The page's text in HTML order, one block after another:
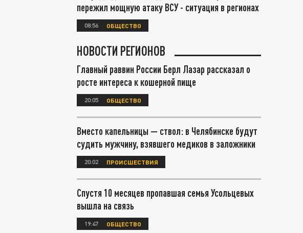
пережил мощную атаку ВСУ - ситуация в регионах
08:56 ОБЩЕСТВО
НОВОСТИ РЕГИОНОВ
Главный раввин России Берл Лазар рассказал о
росте интереса к кошерной пище
20:05 ОБЩЕСТВО
Вместо капельницы — ствол: в Челябинске будут
судить мужчину, взявшего медиков в заложники
20:02 ПРОИСШЕСТВИЯ
Спустя 10 месяцев пропавшая семья Усольцевых
вышла на связь
19:47 ОБЩЕСТВО